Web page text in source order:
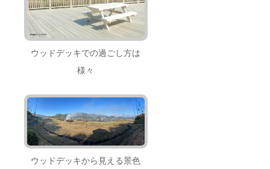
ウッドデッキでの過ごし方は
様々
ウッドデッキから見える景色